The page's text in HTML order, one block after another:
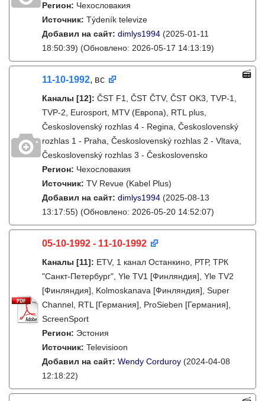
Регион: Чехословакия
Источник: Týdeník televize
Добавил на сайт: dimlys1994 (2025-01-11
18:50:39) (Обновлено: 2026-05-17 14:13:19)
11-10-1992, вс
Каналы [12]: ČST F1, ČST ČTV, ČST OK3, TVP-1,
TVP-2, Eurosport, MTV (Европа), RTL plus,
Československý rozhlas 4 - Regina, Československý
rozhlas 1 - Praha, Československý rozhlas 2 - Vltava,
Československý rozhlas 3 - Československo
Регион: Чехословакия
Источник: TV Revue (Kabel Plus)
Добавил на сайт: dimlys1994 (2025-08-13
13:17:55) (Обновлено: 2026-05-20 14:52:07)
05-10-1992 - 11-10-1992
Каналы [11]: ETV, 1 канал Останкино, РТР, ТРК
"Санкт-Петербург", Yle TV1 [Финляндия], Yle TV2
[Финляндия], Kolmoskanava [Финляндия], Super
Channel, RTL [Германия], ProSieben [Германия],
ScreenSport
Регион: Эстония
Источник: Televisioon
Добавил на сайт: Wendy Corduroy (2024-04-08
12:18:22)